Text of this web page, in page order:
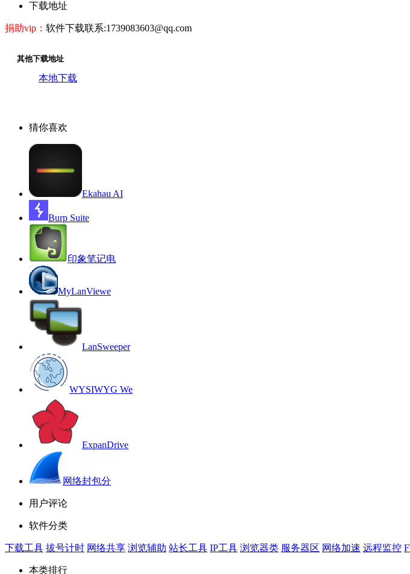
下载地址
捐助vip： 软件下载联系:1739083603@qq.com
其他下载地址
本地下载
猜你喜欢
Ekahau AI
Burp Suite
印象笔记电
MyLanViewe
LanSweeper
WYSIWYG We
ExpanDrive
网络封包分
用户评论
软件分类
下载工具 拔号计时 网络共享 浏览辅助 站长工具 IP工具 浏览器类 服务器区 网络加速 远程监控
本类排行